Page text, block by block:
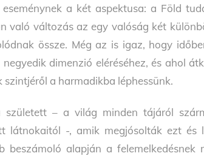
a két aspektusa: a Föld
való változás az egy valóság két
össze. Még az is igaz, hogy
dimenzió eléréséhez, és ahol
a harmadikba léphessünk.
született – a világ minden tájáról
látnokaitól -, amik megjósolták ezt és
beszámoló alapján a